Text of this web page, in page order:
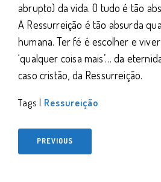
abrupto) da vida. O tudo é tão
A Ressurreição é tão absurda
humana. Ter fé é escolher e
‘qualquer coisa mais’… da
caso cristão, da Ressurreição.
Tags | Ressureição
PREVIOUS